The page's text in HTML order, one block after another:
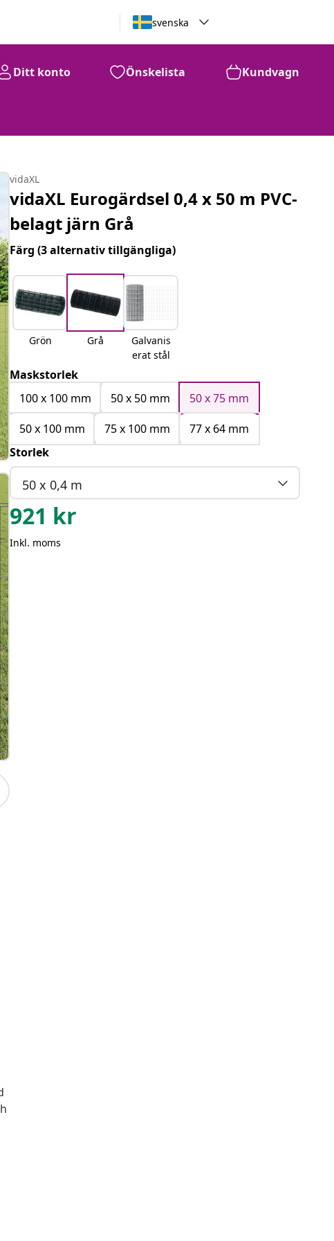
svenska
Ditt konto Önskelista Kundvagn
vidaXL
vidaXL Eurogärdsel 0,4 x 50 m PVC-
belagt järn Grå
Färg(3 alternativ tillgängliga)
Grön Grå
Galvanis
erat stål
Maskstorlek
100 x 100 mm
50 x 50 mm
50 x 75 mm
50 x 100 mm
75 x 100 mm
77 x 64 mm
Storlek
50 x 0,4 m
921 kr
Inkl. moms